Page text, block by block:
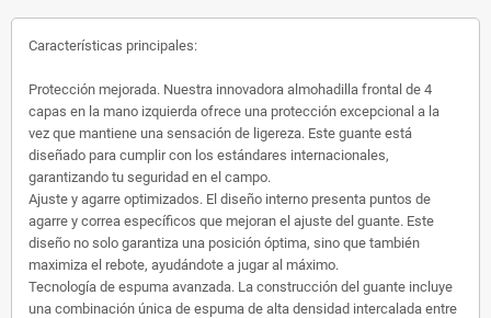
Características principales:
Protección mejorada. Nuestra innovadora almohadilla frontal de 4
capas en la mano izquierda ofrece una protección excepcional a la
vez que mantiene una sensación de ligereza. Este guante está
diseñado para cumplir con los estándares internacionales,
garantizando tu seguridad en el campo.
Ajuste y agarre optimizados. El diseño interno presenta puntos de
agarre y correa específicos que mejoran el ajuste del guante. Este
diseño no solo garantiza una posición óptima, sino que también
maximiza el rebote, ayudándote a jugar al máximo.
Tecnología de espuma avanzada. La construcción del guante incluye
una combinación única de espuma de alta densidad intercalada entre